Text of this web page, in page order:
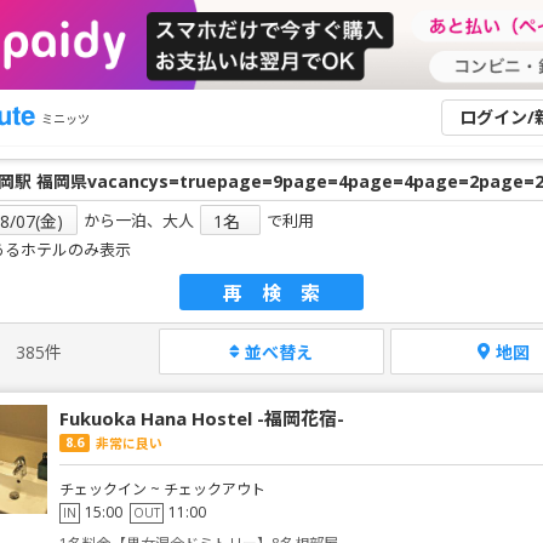
ミニッツ ログイン/
から一泊、大人
で利用
るホテルのみ表示
再検索
385件 並べ替え 地図
Fukuoka Hana Hostel -福岡花宿-
8.6 非常に良い
チェックイン ~ チェックアウト
IN 15:00 OUT 11:00